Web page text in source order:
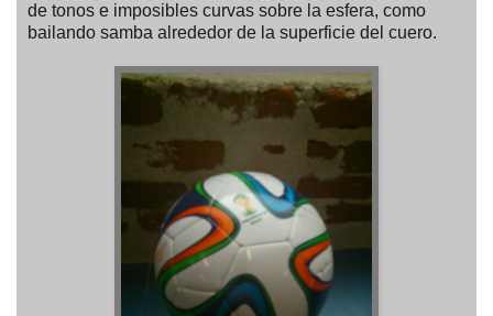
de tonos e imposibles curvas sobre la esfera, como
bailando samba alrededor de la superficie del cuero.